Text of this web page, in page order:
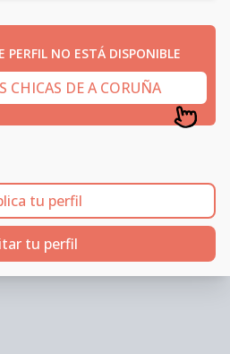
PERFIL NO ESTÁ DISPONIBLE
CHICAS DE A CORUÑA
tu perfil
tu perfil